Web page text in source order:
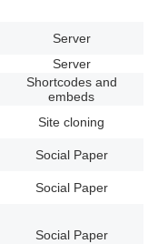
Server
Server
Shortcodes and
embeds
Site cloning
Social Paper
Social Paper
Social Paper